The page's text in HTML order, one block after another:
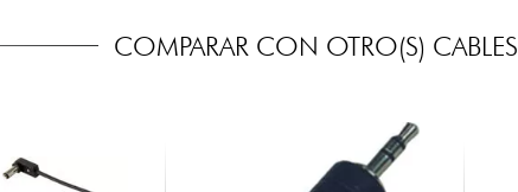
COMPARAR CON OTRO(S) CABLES